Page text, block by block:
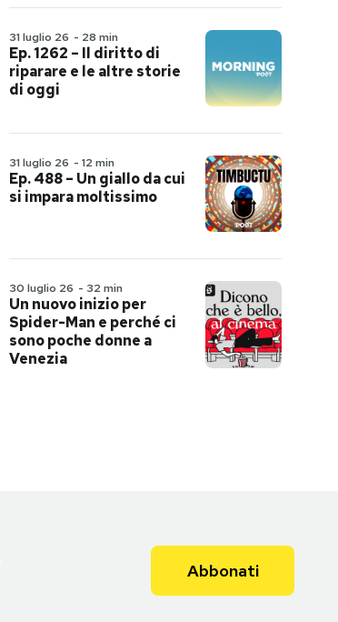
31 luglio 26 - 28 min
Ep. 1262 – Il diritto di
riparare e le altre storie
di oggi
31 luglio 26 - 12 min
Ep. 488 – Un giallo da cui
si impara moltissimo
30 luglio 26 - 32 min
Un nuovo inizio per
Spider-Man e perché ci
sono poche donne a
Venezia
Abbonati